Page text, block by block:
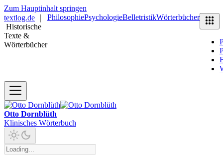
Zum Hauptinhalt springen
textlog.de
Historische
Texte &
Wörterbücher
PhilosophiePsychologieBelletristikWörterbücher
Otto Dornblüth
Klinisches Wörterbuch